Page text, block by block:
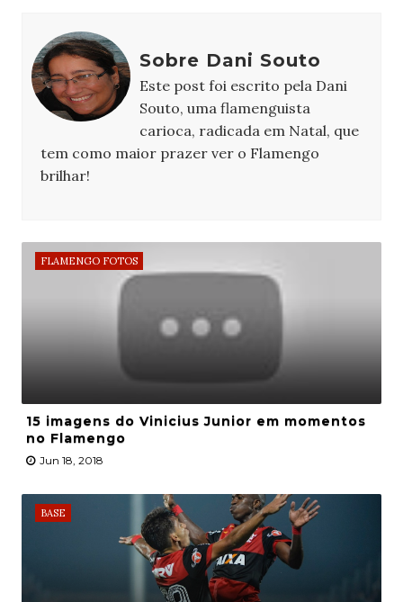
Sobre Dani Souto
Este post foi escrito pela Dani
Souto, uma flamenguista
carioca, radicada em Natal, que
tem como maior prazer ver o Flamengo
brilhar!
FLAMENGO FOTOS
15 imagens do Vinicius Junior em momentos
no Flamengo
Jun 18, 2018
BASE